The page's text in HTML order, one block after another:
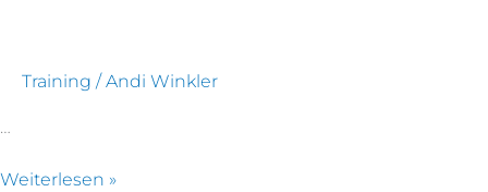
Training /Andi Winkler
…
Weiterlesen »